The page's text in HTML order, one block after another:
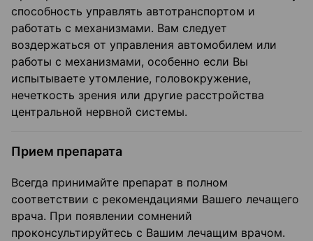
способность управлять автотранспортом и
работать с механизмами. Вам следует
воздержаться от управления автомобилем или
работы с механизмами, особенно если Вы
испытываете утомление, головокружение,
нечеткость зрения или другие расстройства
центральной нервной системы.
Прием препарата
Всегда принимайте препарат в полном
соответствии с рекомендациями Вашего лечащего
врача. При появлении сомнений
проконсультируйтесь с Вашим лечащим врачом.